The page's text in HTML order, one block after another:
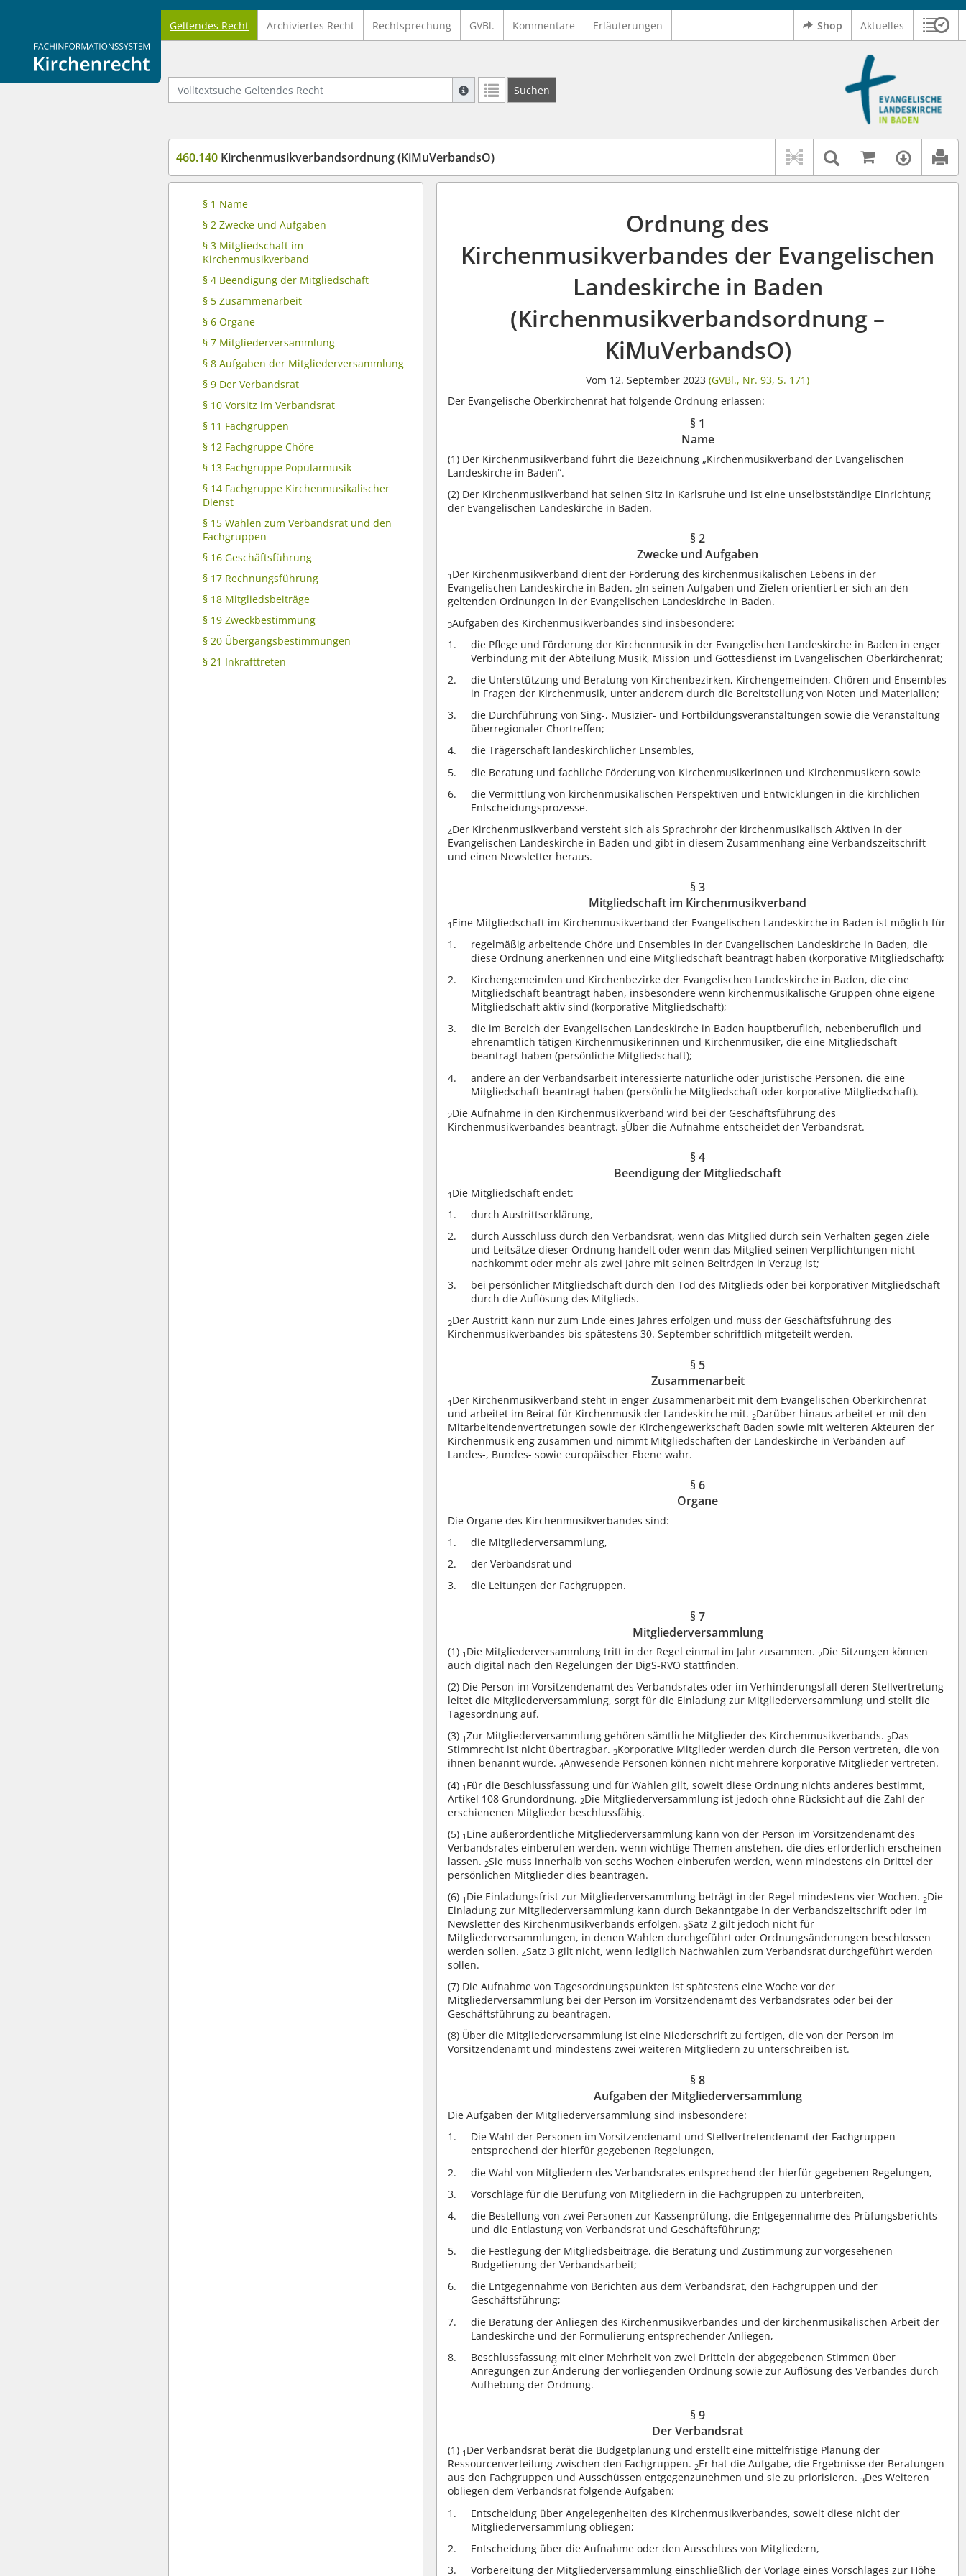
Logo Fachinformationssystem Kirchenrecht
Geltendes Recht Archiviertes Recht Rechtsprechung GVBl. Kommentare Erläuterungen Shop Aktuelles
Volltextsuche Geltendes Recht
Suche mit Platzhalter "*", Bsp. Pfarrer*, findet auch: "Pfarrerinitiative" oder "Pfarrerausschuss".
Suchen
460.140 Kirchenmusikverbandsordnung (KiMuVerbandsO) Textsuche im
Auf
§ 1 Name
§ 2 Zwecke und Aufgaben
§ 3 Mitgliedschaft im
Kirchenmusikverband
§ 4 Beendigung der Mitgliedschaft
§ 5 Zusammenarbeit
§ 6 Organe
§ 7 Mitgliederversammlung
§ 8 Aufgaben der Mitgliederversammlung
§ 9 Der Verbandsrat
§ 10 Vorsitz im Verbandsrat
§ 11 Fachgruppen
§ 12 Fachgruppe Chöre
§ 13 Fachgruppe Popularmusik
§ 14 Fachgruppe Kirchenmusikalischer
Dienst
§ 15 Wahlen zum Verbandsrat und den
Fachgruppen
§ 16 Geschäftsführung
§ 17 Rechnungsführung
§ 18 Mitgliedsbeiträge
§ 19 Zweckbestimmung
§ 20 Übergangsbestimmungen
§ 21 Inkrafttreten
Ordnung des
Kirchenmusikverbandes der Evangelischen
Landeskirche in Baden
(Kirchenmusikverbandsordnung –
KiMuVerbandsO)
Vom 12. September 2023(GVBl., Nr. 93, S. 171)
Der Evangelische Oberkirchenrat hat folgende Ordnung erlassen:
§ 1
Name
(1) Der Kirchenmusikverband führt die Bezeichnung „Kirchenmusikverband der Evangelischen
Landeskirche in Baden“.
(2) Der Kirchenmusikverband hat seinen Sitz in Karlsruhe und ist eine unselbstständige Einrichtung
der Evangelischen Landeskirche in Baden.
§ 2
Zwecke und Aufgaben
1 Der Kirchenmusikverband dient der Förderung des kirchenmusikalischen Lebens in der
Evangelischen Landeskirche in Baden. 2In seinen Aufgaben und Zielen orientiert er sich an den
geltenden Ordnungen in der Evangelischen Landeskirche in Baden.
3Aufgaben des Kirchenmusikverbandes sind insbesondere:
die Pflege und Förderung der Kirchenmusik in der Evangelischen Landeskirche in Baden in enger
Verbindung mit der Abteilung Musik, Mission und Gottesdienst im Evangelischen Oberkirchenrat;
die Unterstützung und Beratung von Kirchenbezirken, Kirchengemeinden, Chören und Ensembles
in Fragen der Kirchenmusik, unter anderem durch die Bereitstellung von Noten und Materialien;
die Durchführung von Sing-, Musizier- und Fortbildungsveranstaltungen sowie die Veranstaltung
überregionaler Chortreffen;
die Trägerschaft landeskirchlicher Ensembles,
die Beratung und fachliche Förderung von Kirchenmusikerinnen und Kirchenmusikern sowie
die Vermittlung von kirchenmusikalischen Perspektiven und Entwicklungen in die kirchlichen
Entscheidungsprozesse.
4Der Kirchenmusikverband versteht sich als Sprachrohr der kirchenmusikalisch Aktiven in der
Evangelischen Landeskirche in Baden und gibt in diesem Zusammenhang eine Verbandszeitschrift
und einen Newsletter heraus.
§ 3
Mitgliedschaft im Kirchenmusikverband
1 Eine Mitgliedschaft im Kirchenmusikverband der Evangelischen Landeskirche in Baden ist möglich für
regelmäßig arbeitende Chöre und Ensembles in der Evangelischen Landeskirche in Baden, die
diese Ordnung anerkennen und eine Mitgliedschaft beantragt haben (korporative Mitgliedschaft);
Kirchengemeinden und Kirchenbezirke der Evangelischen Landeskirche in Baden, die eine
Mitgliedschaft beantragt haben, insbesondere wenn kirchenmusikalische Gruppen ohne eigene
Mitgliedschaft aktiv sind (korporative Mitgliedschaft);
die im Bereich der Evangelischen Landeskirche in Baden hauptberuflich, nebenberuflich und
ehrenamtlich tätigen Kirchenmusikerinnen und Kirchenmusiker, die eine Mitgliedschaft
beantragt haben (persönliche Mitgliedschaft);
andere an der Verbandsarbeit interessierte natürliche oder juristische Personen, die eine
Mitgliedschaft beantragt haben (persönliche Mitgliedschaft oder korporative Mitgliedschaft).
2Die Aufnahme in den Kirchenmusikverband wird bei der Geschäftsführung des
Kirchenmusikverbandes beantragt.3Über die Aufnahme entscheidet der Verbandsrat.
§ 4
Beendigung der Mitgliedschaft
1 Die Mitgliedschaft endet:
durch Austrittserklärung,
durch Ausschluss durch den Verbandsrat, wenn das Mitglied durch sein Verhalten gegen Ziele
und Leitsätze dieser Ordnung handelt oder wenn das Mitglied seinen Verpflichtungen nicht
nachkommt oder mehr als zwei Jahre mit seinen Beiträgen in Verzug ist;
bei persönlicher Mitgliedschaft durch den Tod des Mitglieds oder bei korporativer Mitgliedschaft
durch die Auflösung des Mitglieds.
2Der Austritt kann nur zum Ende eines Jahres erfolgen und muss der Geschäftsführung des
Kirchenmusikverbandes bis spätestens 30. September schriftlich mitgeteilt werden.
§ 5
Zusammenarbeit
1 Der Kirchenmusikverband steht in enger Zusammenarbeit mit dem Evangelischen Oberkirchenrat
und arbeitet im Beirat für Kirchenmusik der Landeskirche mit. 2Darüber hinaus arbeitet er mit den
Mitarbeitendenvertretungen sowie der Kirchengewerkschaft Baden sowie mit weiteren Akteuren der
Kirchenmusik eng zusammen und nimmt Mitgliedschaften der Landeskirche in Verbänden auf
Landes-, Bundes- sowie europäischer Ebene wahr.
§ 6
Organe
Die Organe des Kirchenmusikverbandes sind:
die Mitgliederversammlung,
der Verbandsrat und
die Leitungen der Fachgruppen.
§ 7
Mitgliederversammlung
(1) 1 Die Mitgliederversammlung tritt in der Regel einmal im Jahr zusammen. 2Die Sitzungen können
auch digital nach den Regelungen der DigS-RVO stattfinden.
(2) Die Person im Vorsitzendenamt des Verbandsrates oder im Verhinderungsfall deren Stellvertretung
leitet die Mitgliederversammlung, sorgt für die Einladung zur Mitgliederversammlung und stellt die
Tagesordnung auf.
(3) 1Zur Mitgliederversammlung gehören sämtliche Mitglieder des Kirchenmusikverbands. 2Das
Stimmrecht ist nicht übertragbar.3Korporative Mitglieder werden durch die Person vertreten, die von
ihnen benannt wurde.4Anwesende Personen können nicht mehrere korporative Mitglieder vertreten.
(4) 1 Für die Beschlussfassung und für Wahlen gilt, soweit diese Ordnung nichts anderes bestimmt,
Artikel 108 Grundordnung. 2Die Mitgliederversammlung ist jedoch ohne Rücksicht auf die Zahl der
erschienenen Mitglieder beschlussfähig.
(5) 1 Eine außerordentliche Mitgliederversammlung kann von der Person im Vorsitzendenamt des
Verbandsrates einberufen werden, wenn wichtige Themen anstehen, die dies erforderlich erscheinen
lassen. 2Sie muss innerhalb von sechs Wochen einberufen werden, wenn mindestens ein Drittel der
persönlichen Mitglieder dies beantragen.
(6) 1 Die Einladungsfrist zur Mitgliederversammlung beträgt in der Regel mindestens vier Wochen. 2Die
Einladung zur Mitgliederversammlung kann durch Bekanntgabe in der Verbandszeitschrift oder im
Newsletter des Kirchenmusikverbands erfolgen.3Satz 2 gilt jedoch nicht für
Mitgliederversammlungen, in denen Wahlen durchgeführt oder Ordnungsänderungen beschlossen
werden sollen.4Satz 3 gilt nicht, wenn lediglich Nachwahlen zum Verbandsrat durchgeführt werden
sollen.
(7) Die Aufnahme von Tagesordnungspunkten ist spätestens eine Woche vor der
Mitgliederversammlung bei der Person im Vorsitzendenamt des Verbandsrates oder bei der
Geschäftsführung zu beantragen.
(8) Über die Mitgliederversammlung ist eine Niederschrift zu fertigen, die von der Person im
Vorsitzendenamt und mindestens zwei weiteren Mitgliedern zu unterschreiben ist.
§ 8
Aufgaben der Mitgliederversammlung
Die Aufgaben der Mitgliederversammlung sind insbesondere:
Die Wahl der Personen im Vorsitzendenamt und Stellvertretendenamt der Fachgruppen
entsprechend der hierfür gegebenen Regelungen,
die Wahl von Mitgliedern des Verbandsrates entsprechend der hierfür gegebenen Regelungen,
Vorschläge für die Berufung von Mitgliedern in die Fachgruppen zu unterbreiten,
die Bestellung von zwei Personen zur Kassenprüfung, die Entgegennahme des Prüfungsberichts
und die Entlastung von Verbandsrat und Geschäftsführung;
die Festlegung der Mitgliedsbeiträge, die Beratung und Zustimmung zur vorgesehenen
Budgetierung der Verbandsarbeit;
die Entgegennahme von Berichten aus dem Verbandsrat, den Fachgruppen und der
Geschäftsführung;
die Beratung der Anliegen des Kirchenmusikverbandes und der kirchenmusikalischen Arbeit der
Landeskirche und der Formulierung entsprechender Anliegen,
Beschlussfassung mit einer Mehrheit von zwei Dritteln der abgegebenen Stimmen über
Anregungen zur Änderung der vorliegenden Ordnung sowie zur Auflösung des Verbandes durch
Aufhebung der Ordnung.
§ 9
Der Verbandsrat
(1) 1 Der Verbandsrat berät die Budgetplanung und erstellt eine mittelfristige Planung der
Ressourcenverteilung zwischen den Fachgruppen. 2Er hat die Aufgabe, die Ergebnisse der Beratungen
aus den Fachgruppen und Ausschüssen entgegenzunehmen und sie zu priorisieren.3Des Weiteren
obliegen dem Verbandsrat folgende Aufgaben:
Entscheidung über Angelegenheiten des Kirchenmusikverbandes, soweit diese nicht der
Mitgliederversammlung obliegen;
Entscheidung über die Aufnahme oder den Ausschluss von Mitgliedern,
Vorbereitung der Mitgliederversammlung einschließlich der Vorlage eines Vorschlages zur Höhe